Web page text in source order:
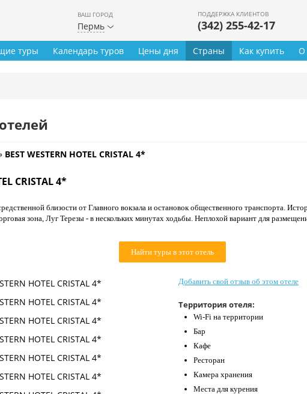
ВАШ ГОРОД
Пермь
ПОДДЕРЖКА КЛИЕНТОВ
(342) 255-42-17
туры Календарь туров Цены дня Страны Как купить О
BEST WESTERN HOTEL CRISTAL 4*
CRISTAL 4*
близости от Главного вокзала и остановок общественного транспорта.
зона, Луг Терезы - в нескольких минутах ходьбы. Неплохой вариант для
Найти туры в этот отель
Добавить свой отзыв об этом отеле
Территория отеля:
Wi-Fi на территории
Бар
Кафе
Ресторан
Камера хранения
Места для курения